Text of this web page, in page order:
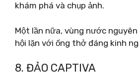
khám phá và chụp ảnh.
Một lần nữa, vùng nước
hội lặn với ống thở đáng kinh
8. ĐẢO CAPTIVA